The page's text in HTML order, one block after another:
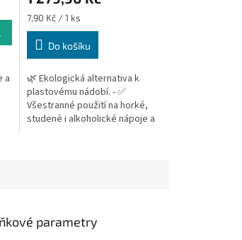
a
Měrná
cena:
7,90 Kč / 1 ks
Do košíku
🌿 Ekologická alternativa k
plastovému nádobí. - ✅
Všestranné použití na horké,
studené i alkoholické nápoje a
parametry